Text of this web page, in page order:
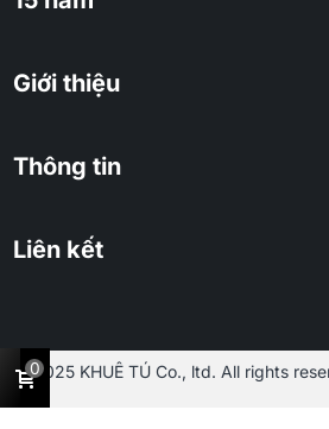
Giới thiệu
Thông tin
Liên kết
2025 KHUÊ TÚ Co., ltd. All rights
0